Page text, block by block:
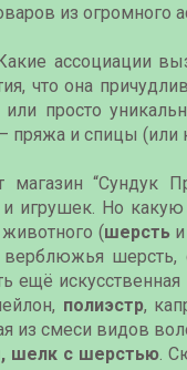
из огромного
ассоциации
что она
или просто
пряжа и спицы (или
магазин “Сундук
и игрушек. Но
(шерстьи
верблюжья шерсть,
ещё
полиэстр,
из смеси видов
шелк с шерстью .